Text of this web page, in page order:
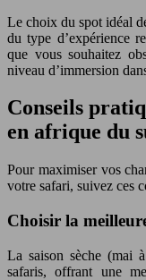
Le choix du spot idéal
du type d’expérience
que vous souhaitez
niveau d’immersion
Conseils
en afrique du
Pour maximiser vos
votre safari, suivez ces
Choisir la
La saison sèche (mai
safaris, offrant une